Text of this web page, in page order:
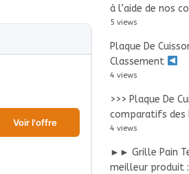
Voir l'offre
à l’aide de nos
5 views
Plaque De
Classement
4 views
>>> Plaque De
comparatifs des
4 views
►► Grille Pain
meilleur produit